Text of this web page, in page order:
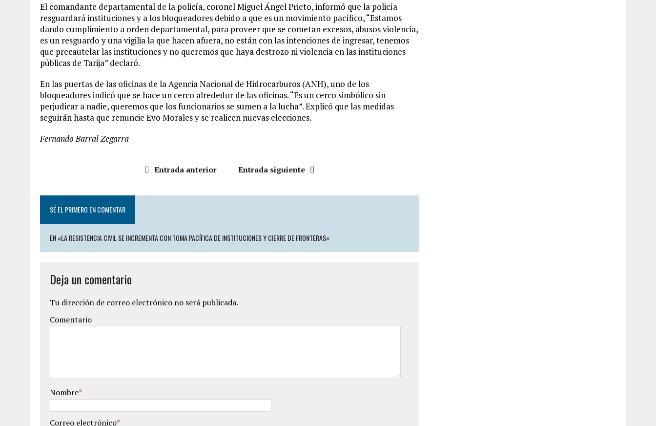
El comandante departamental de la policía, coronel Miguel Ángel Prieto, informó que la policía
resguardará instituciones y a los bloqueadores debido a que es un movimiento pacífico, “Estamos
dando cumplimiento a orden departamental, para proveer que se cometan excesos, abusos violencia,
es un resguardo y una vigilia la que hacen afuera, no están con las intenciones de ingresar, tenemos
que precautelar las instituciones y no queremos que haya destrozo ni violencia en las instituciones
públicas de Tarija” declaró.
En las puertas de las oficinas de la Agencia Nacional de Hidrocarburos (ANH), uno de los
bloqueadores indicó que se hace un cerco alrededor de las oficinas. “Es un cerco simbólico sin
perjudicar a nadie, queremos que los funcionarios se sumen a la lucha”. Explicó que las medidas
seguirán hasta que renuncie Evo Morales y se realicen nuevas elecciones.
Fernando Barral Zegarra
Entrada anterior Entrada siguiente
SÉ EL PRIMERO EN COMENTAR
EN «LA RESISTENCIA CIVIL SE INCREMENTA CON TOMA PACÍFICA DE INSTITUCIONES Y CIERRE DE FRONTERAS»
Deja un comentario
Tu dirección de correo electrónico no será publicada.
Comentario
Nombre*
Correo electrónico*